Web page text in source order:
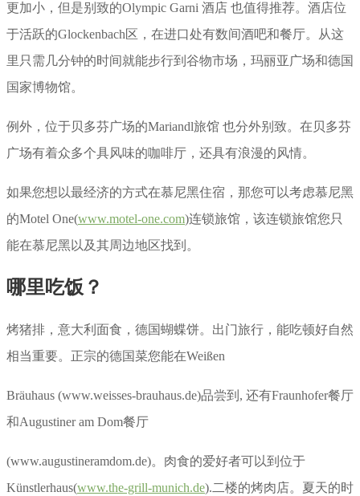
更加小，但是别致的Olympic Garni 酒店 也值得推荐。酒店位
于活跃的Glockenbach区，在进口处有数间酒吧和餐厅。从这
里只需几分钟的时间就能步行到谷物市场，玛丽亚广场和德国
国家博物馆。
例外，位于贝多芬广场的Mariandl旅馆 也分外别致。在贝多芬
广场有着众多个具风味的咖啡厅，还具有浪漫的风情。
如果您想以最经济的方式在慕尼黑住宿，那您可以考虑慕尼黑
的Motel One(www.motel-one.com)连锁旅馆，该连锁旅馆您只
能在慕尼黑以及其周边地区找到。
哪里吃饭？
烤猪排，意大利面食，德国蝴蝶饼。出门旅行，能吃顿好自然
相当重要。正宗的德国菜您能在Weißen
Bräuhaus (www.weisses-brauhaus.de)品尝到, 还有Fraunhofer餐厅
和Augustiner am Dom餐厅
(www.augustineramdom.de)。肉食的爱好者可以到位于
Künstlerhaus(www.the-grill-munich.de).二楼的烤肉店。夏天的时